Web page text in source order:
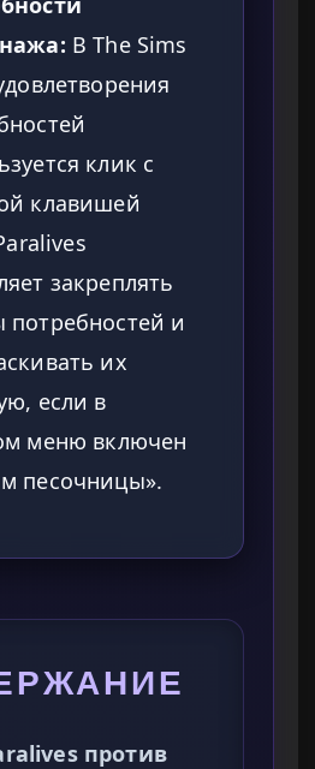
В The Sims
клик с
клавишей
закреплять
и
их
если в
меню включен
песочницы».
против